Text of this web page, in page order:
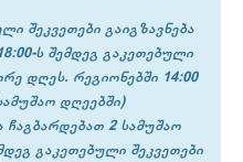
შეკვეთები გაიგზავნება
ს შემდეგ გაკეთებული
დღეს. რეგიონებში 14:00
დღეებში)
ჩაგბარდებათ 2 სამუშაო
გაკეთებული შეკვეთები